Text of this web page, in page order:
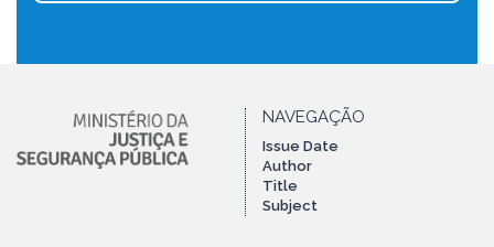
NAVEGAÇÃO
Issue Date
Author
Title
Subject